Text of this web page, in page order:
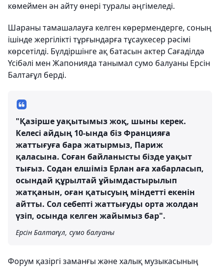
көмеймен ән айту өнері туралы әңгімеледі.
Шараны тамашалауға келген көрермендерге, соның
ішінде жергілікті тұрғындарға тұсаукесер рәсімі
көрсетілді. Бүлдіршінге ақ батасын актер Сағаділдә
Үсібәлі мен Жапонияда танымал сумо балуаны Ерсін
Балтағұл берді.
"Қазірше уақытымыз жоқ, шыны керек.
Келесі айдың 10-ында біз Францияға
жаттығуға бара жатырмыз, Париж
қаласына. Соған байланысты бізде уақыт
тығыз. Содан елшіміз Ерлан аға хабарласып,
осындай құрылтай ұйымдастырылып
жатқанын, оған қатысуың міндетті екенін
айтты. Сол себепті жаттығуды орта жолдан
үзіп, осында келген жайымыз бар".
Ерсін Балтағұл, сумо балуаны
Форум қазіргі заманғы және халық музыкасының